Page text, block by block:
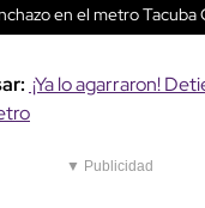
en el metro Tacuba
¡Ya lo agarraron!
▼ Publicidad